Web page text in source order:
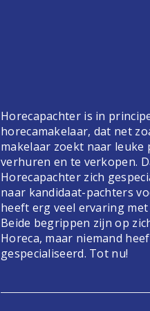
Horecapachter is in
horecamakelaar, dat net
makelaar zoekt naar leuke
verhuren en te verkopen.
Horecapachter zich
naar kandidaat-pachters
heeft erg veel ervaring
Beide begrippen zijn op
Horeca, maar niemand
gespecialiseerd. Tot nu!